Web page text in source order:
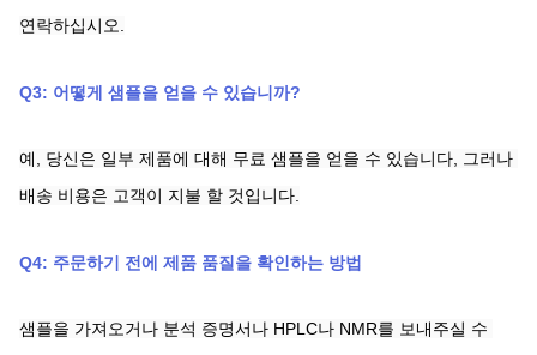
연락하십시오.
Q3: 어떻게 샘플을 얻을 수 있습니까?
예, 당신은 일부 제품에 대해 무료 샘플을 얻을 수 있습니다, 그러나
배송 비용은 고객이 지불 할 것입니다.
Q4: 주문하기 전에 제품 품질을 확인하는 방법
샘플을 가져오거나 분석 증명서나 HPLC나 NMR를 보내주실 수